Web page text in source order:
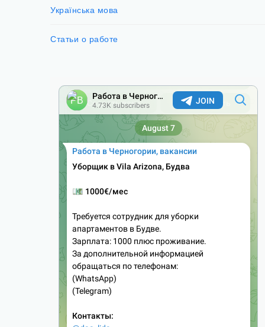
Українська мова
Статьи о работе